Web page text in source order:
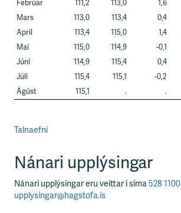
Febrúar
111,2 113,0 1,6
Mars
113,0 113,4 0,4
Apríl
113,4 115,0 1,4
Maí
115,0 114,9 -0,1
Júní
114,9 115,4 0,4
Júlí
115,4 115,1 -0,2
Ágúst
115,1 . .
Talnaefni
Nánari upplýsingar
Nánari upplýsingar eru veittar í síma528 1100
upplysingar@hagstofa.is